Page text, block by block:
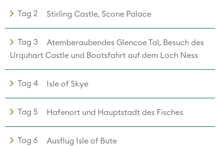
Tag 2 Stirling Castle, Scone Palace
Tag 3
Atemberaubendes Glencoe Tal, Besuch des
Urquhart Castle und Bootsfahrt auf dem Loch Ness
Tag 4 Isle of Skye
Tag 5 Hafenort und Hauptstadt des Fisches
Tag 6 Ausflug Isle of Bute